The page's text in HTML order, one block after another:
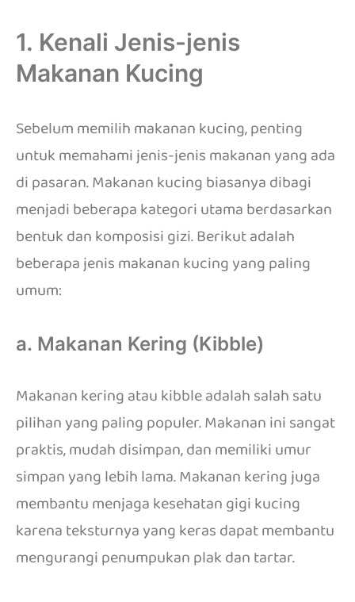
1. Kenali Jenis-jenis
Makanan Kucing
Sebelum memilih makanan kucing, penting
untuk memahami jenis-jenis makanan yang ada
di pasaran. Makanan kucing biasanya dibagi
menjadi beberapa kategori utama berdasarkan
bentuk dan komposisi gizi. Berikut adalah
beberapa jenis makanan kucing yang paling
umum:
a. Makanan Kering (Kibble)
Makanan kering atau kibble adalah salah satu
pilihan yang paling populer. Makanan ini sangat
praktis, mudah disimpan, dan memiliki umur
simpan yang lebih lama. Makanan kering juga
membantu menjaga kesehatan gigi kucing
karena teksturnya yang keras dapat membantu
mengurangi penumpukan plak dan tartar.